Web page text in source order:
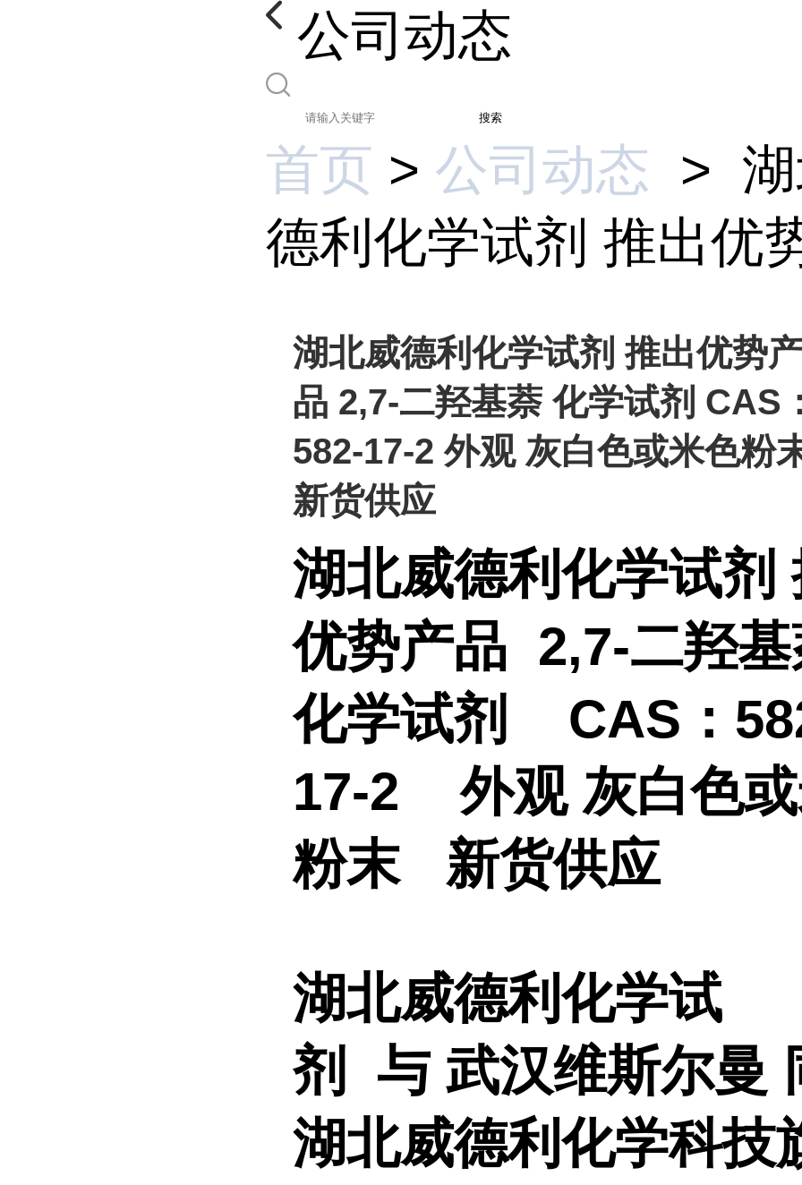
公司动态
搜索
首页 > 公司动态 >
德利化学试剂 推出优
湖北威德利化学试剂 推出优势
品 2,7-二羟基萘 化学试剂 CAS：
582-17-2 外观 灰白色或米色粉
新货供应
湖北威德利化学试剂
优势产品 2,7-二羟
化学试剂 CAS：
17-2 外观 灰白色
粉末 新货供应
湖北威德利化学试
剂 与 武汉维斯尔曼
湖北威德利化学科技